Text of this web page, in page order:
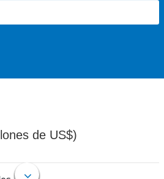
de US$)